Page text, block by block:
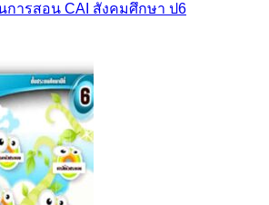
การสอน CAI สังคมศึกษา ป6